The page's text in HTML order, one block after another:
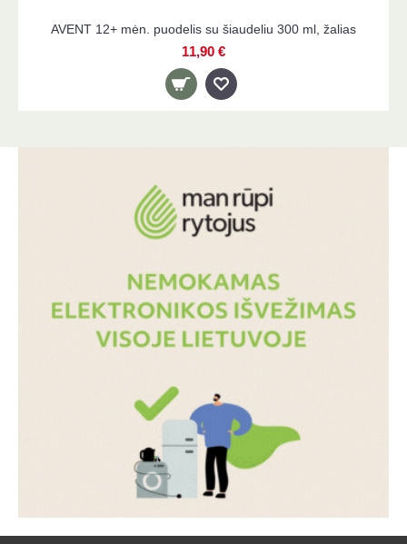
AVENT 12+ mėn. puodelis su šiaudeliu 300 ml, žalias
11,90 €